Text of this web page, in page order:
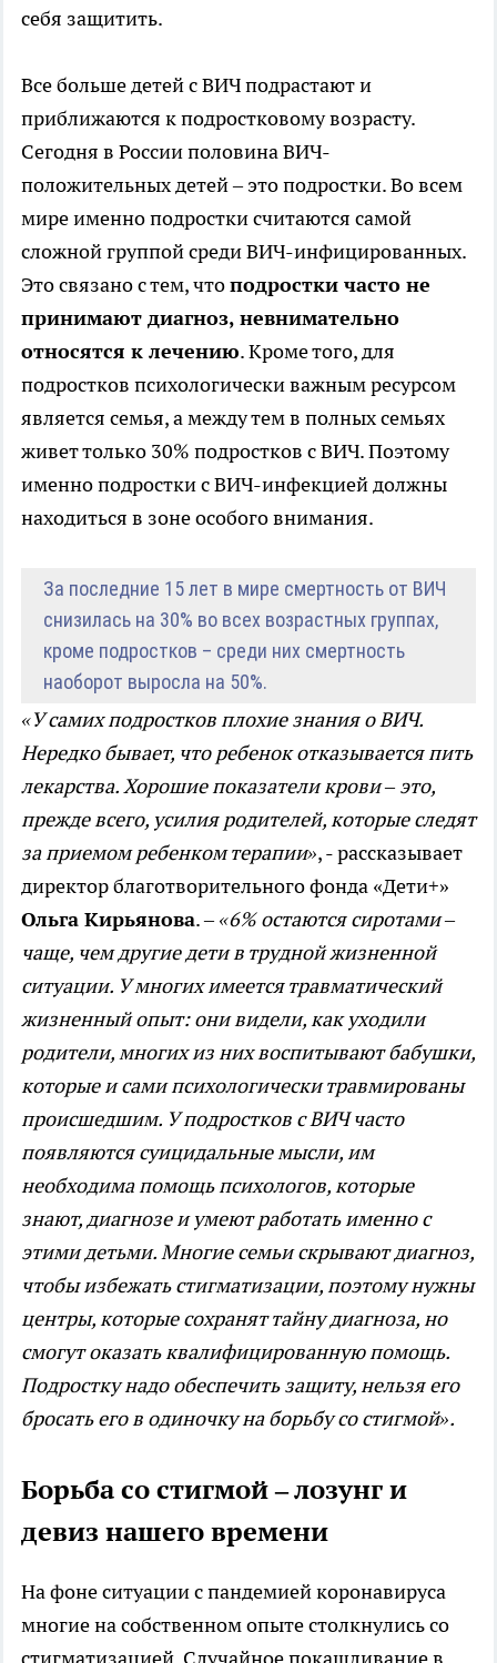
себя защитить.
Все больше детей с ВИЧ подрастают и
приближаются к подростковому возрасту.
Сегодня в России половина ВИЧ-
положительных детей – это подростки. Во всем
мире именно подростки считаются самой
сложной группой среди ВИЧ-инфицированных.
Это связано с тем, чтоподростки часто не
принимают диагноз, невнимательно
относятся к лечению. Кроме того, для
подростков психологически важным ресурсом
является семья, а между тем в полных семьях
живет только 30% подростков с ВИЧ. Поэтому
именно подростки с ВИЧ-инфекцией должны
находиться в зоне особого внимания.
За последние 15 лет в мире смертность от ВИЧ
снизилась на 30% во всех возрастных группах,
кроме подростков – среди них смертность
наоборот выросла на 50%.
«У самих подростков плохие знания о ВИЧ.
Нередко бывает, что ребенок отказывается пить
лекарства. Хорошие показатели крови – это,
прежде всего, усилия родителей, которые следят
за приемом ребенком терапии», - рассказывает
директор благотворительного фонда «Дети+»
Ольга Кирьянова. –«6% остаются сиротами –
чаще, чем другие дети в трудной жизненной
ситуации. У многих имеется травматический
жизненный опыт: они видели, как уходили
родители, многих из них воспитывают бабушки,
которые и сами психологически травмированы
происшедшим. У подростков с ВИЧ часто
появляются суицидальные мысли, им
необходима помощь психологов, которые
знают, диагнозе и умеют работать именно с
этими детьми. Многие семьи скрывают диагноз,
чтобы избежать стигматизации, поэтому нужны
центры, которые сохранят тайну диагноза, но
смогут оказать квалифицированную помощь.
Подростку надо обеспечить защиту, нельзя его
бросать его в одиночку на борьбу со стигмой».
Борьба со стигмой – лозунг и
девиз нашего времени
На фоне ситуации с пандемией коронавируса
многие на собственном опыте столкнулись со